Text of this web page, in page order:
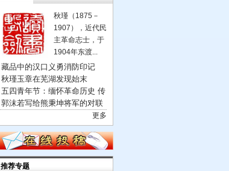
秋瑾（1875－
1907），近代民
主革命志士，于
1904年东渡...
藏品中的汉口义勇消防印记
秋瑾玉章在芜湖发现始末
五四青年节：缅怀革命历史 传
郭沫若写给熊秉坤将军的对联
更多
推荐专题